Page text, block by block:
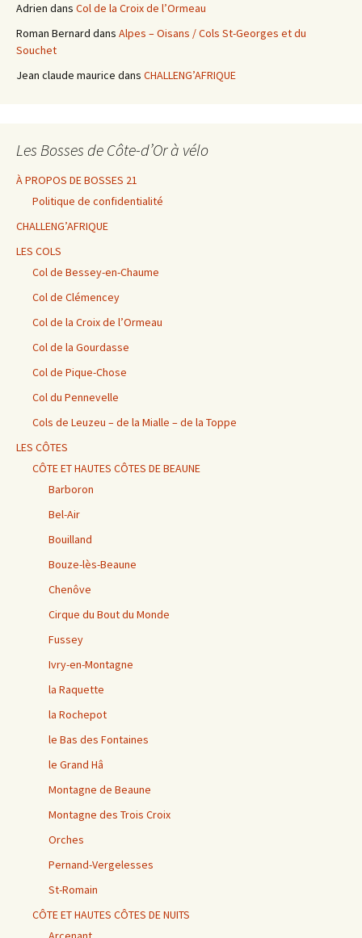
Adrien dans Col de la Croix de l’Ormeau
Roman Bernard dans Alpes – Oisans / Cols St-Georges et du
Souchet
Jean claude maurice dans CHALLENG’AFRIQUE
Les Bosses de Côte-d’Or à vélo
À PROPOS DE BOSSES 21
Politique de confidentialité
CHALLENG’AFRIQUE
LES COLS
Col de Bessey-en-Chaume
Col de Clémencey
Col de la Croix de l’Ormeau
Col de la Gourdasse
Col de Pique-Chose
Col du Pennevelle
Cols de Leuzeu – de la Mialle – de la Toppe
LES CÔTES
CÔTE ET HAUTES CÔTES DE BEAUNE
Barboron
Bel-Air
Bouilland
Bouze-lès-Beaune
Chenôve
Cirque du Bout du Monde
Fussey
Ivry-en-Montagne
la Raquette
la Rochepot
le Bas des Fontaines
le Grand Hâ
Montagne de Beaune
Montagne des Trois Croix
Orches
Pernand-Vergelesses
St-Romain
CÔTE ET HAUTES CÔTES DE NUITS